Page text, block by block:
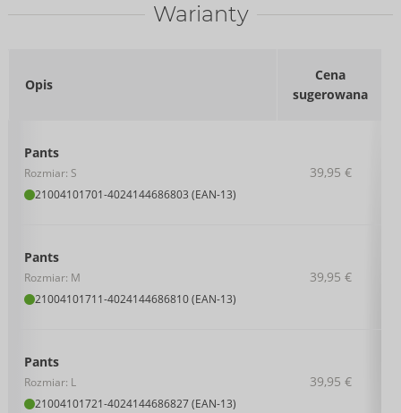
Warianty
Opis
Cena
sugerowana
Pants
Rozmiar: S
21004101701-4024144686803 (EAN-13)
39,95 €
Pants
Rozmiar: M
21004101711-4024144686810 (EAN-13)
39,95 €
Pants
Rozmiar: L
21004101721-4024144686827 (EAN-13)
39,95 €